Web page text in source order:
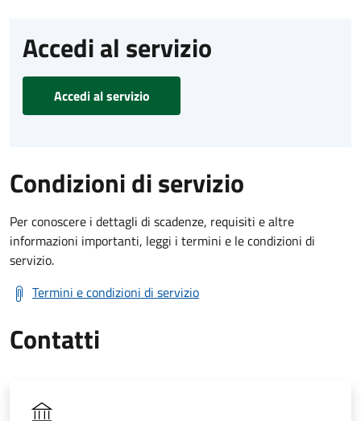
Accedi al servizio
Accedi al servizio
Condizioni di servizio
Per conoscere i dettagli di scadenze, requisiti e altre
informazioni importanti, leggi i termini e le condizioni di
servizio.
Termini e condizioni di servizio
Contatti